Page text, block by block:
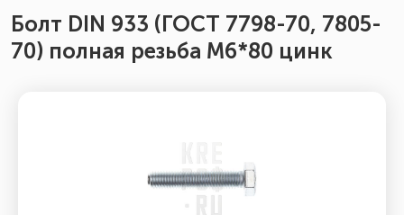
Болт DIN 933 (ГОСТ 7798-70, 7805-
70) полная резьба М6*80 цинк